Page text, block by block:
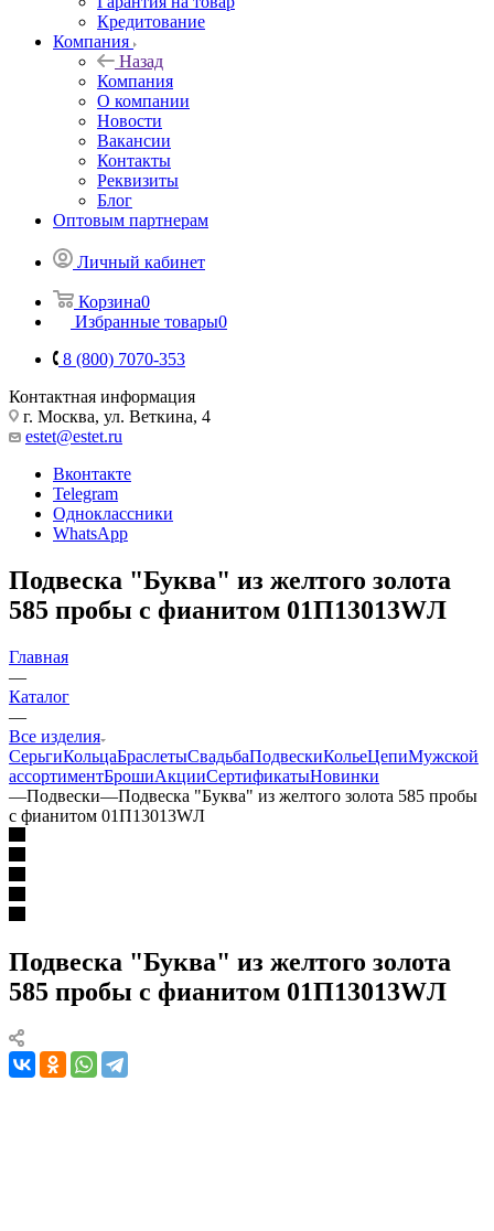
Кредитование
Компания
Назад
Компания
О компании
Новости
Вакансии
Контакты
Реквизиты
Блог
Оптовым партнерам
Личный кабинет
Корзина0
Избранные товары0
8 (800) 7070-353
Контактная информация
г. Москва, ул. Веткина, 4
estet@estet.ru
Вконтакте
Telegram
Одноклассники
WhatsApp
Подвеска "Буква" из желтого золота
585 пробы с фианитом 01П13013WЛ
Главная
—
Каталог
—
Все изделия
СерьгиКольцаБраслетыСвадьбаПодвескиКольеЦепиМужской
ассортиментБрошиАкцииСертификатыНовинки
—Подвески—Подвеска "Буква" из желтого золота 585 пробы
с фианитом 01П13013WЛ
Подвеска "Буква" из желтого золота
585 пробы с фианитом 01П13013WЛ